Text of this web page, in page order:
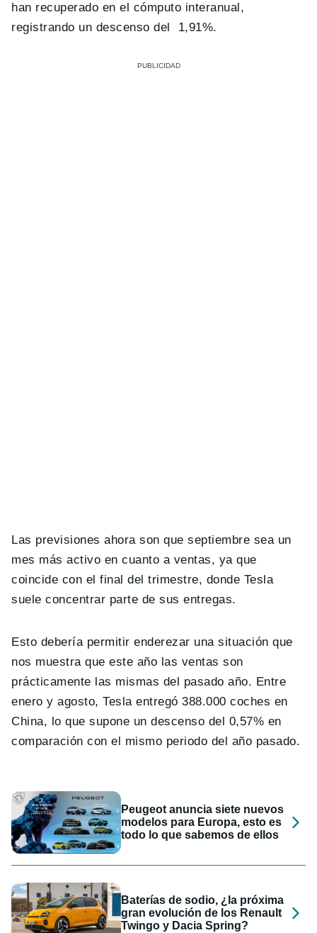
han recuperado en el cómputo interanual,
registrando un descenso del 1,91%.
Las previsiones ahora son que septiembre sea un
mes más activo en cuanto a ventas, ya que
coincide con el final del trimestre, donde Tesla
suele concentrar parte de sus entregas.
Esto debería permitir enderezar una situación que
nos muestra que este año las ventas son
prácticamente las mismas del pasado año. Entre
enero y agosto, Tesla entregó 388.000 coches en
China, lo que supone un descenso del 0,57% en
comparación con el mismo periodo del año pasado.
Peugeot anuncia siete nuevos
modelos para Europa, esto es
todo lo que sabemos de ellos
Baterías de sodio, ¿la próxima
gran evolución de los Renault
Twingo y Dacia Spring?